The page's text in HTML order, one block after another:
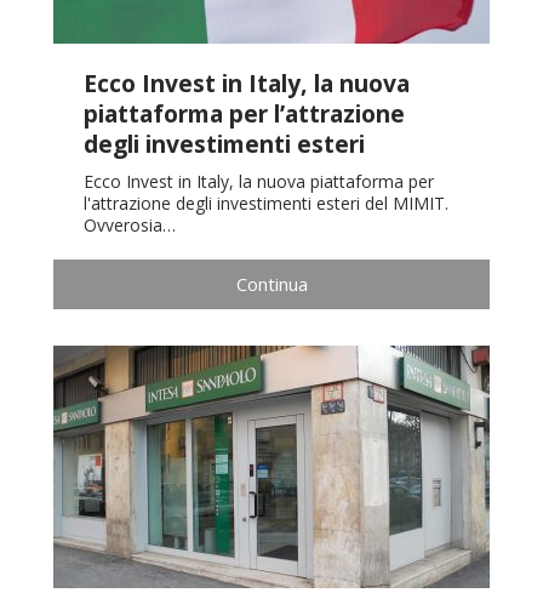
Ecco Invest in Italy, la nuova
piattaforma per l’attrazione
degli investimenti esteri
Ecco Invest in Italy, la nuova piattaforma per
l'attrazione degli investimenti esteri del MIMIT.
Ovverosia…
Continua